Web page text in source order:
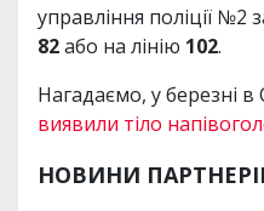
управління поліції №2
82або на лінію 102.
Нагадаємо, у березні
виявили тіло